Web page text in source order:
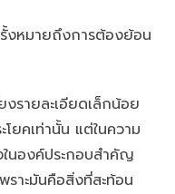
งหมายถึงการต้องย้อน
งรายละเอียดเล็กน้อย
โยคเท่านั้น แต่ในความ
นองค์ประกอบสำคัญ
าะมันคือสิ่งที่สะท้อน